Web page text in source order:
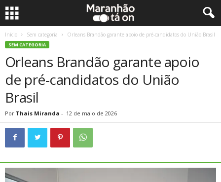
Início Sem categoria Orleans Brandão garante apoio de pré-candidatos do União Brasil
SEM CATEGORIA
Orleans Brandão garante apoio
de pré-candidatos do União
Brasil
Por Thais Miranda - 12 de maio de 2026